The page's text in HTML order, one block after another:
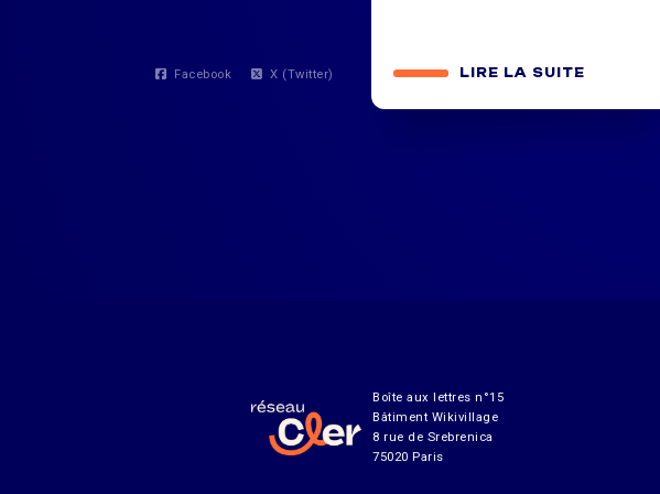
Facebook X (Twitter) LIRE LA SUITE
Boîte aux lettres n°15
Bâtiment Wikivillage
8 rue de Srebrenica
75020 Paris